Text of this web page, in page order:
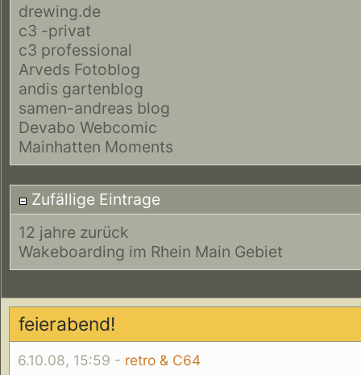
drewing.de
c3 -privat
c3 professional
Arveds Fotoblog
andis gartenblog
samen-andreas blog
Devabo Webcomic
Mainhatten Moments
Zufällige Eintrage
12 jahre zurück
Wakeboarding im Rhein Main Gebiet
feierabend!
6.10.08, 15:59 - retro & C64